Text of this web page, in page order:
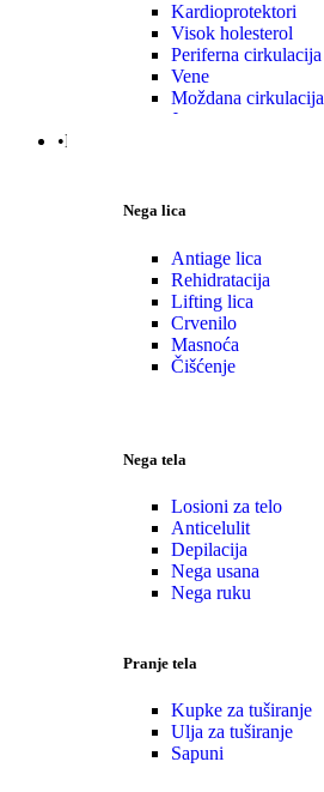
Kardioprotektori
Visok holesterol
Periferna cirkulacija
Vene
Moždana cirkulacija
Jetra
•Nega | Lepota
Nega lica
Antiage lica
Rehidratacija
Lifting lica
Crvenilo
Masnoća
Čišćenje
Nega tela
Losioni za telo
Anticelulit
Depilacija
Nega usana
Nega ruku
Pranje tela
Kupke za tuširanje
Ulja za tuširanje
Sapuni